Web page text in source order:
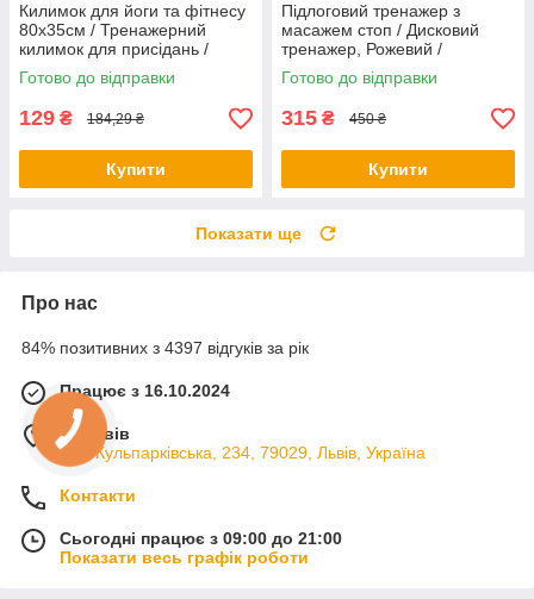
Килимок для йоги та фітнесу
80х35см / Тренажерний
килимок для присідань /
Килимок для вправ
Готово до відправки
129 ₴ 184,29 ₴
Купити
Підлоговий тренажер з
масажем стоп / Дисковий
тренажер, Рожевий /
Тренажер диск здоров'я з
еспандерами 25см
Готово до відправки
315 ₴ 450 ₴
Купити
Показати ще
Про нас
84% позитивних з 4397 відгуків за рік
Працює з 16.10.2024
м. Львів
вул. Кульпарківська, 234, 79029, Львів, Україна
Контакти
Сьогодні працює з 09:00 до 21:00
Показати весь графік роботи